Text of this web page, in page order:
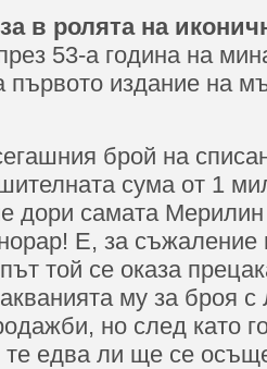
в ролята на
53-а година на
първото издание на
брой на
сума от 1
дори самата
Е, за съжаление
той се оказа
му за броя
но след като
те едва ли ще се